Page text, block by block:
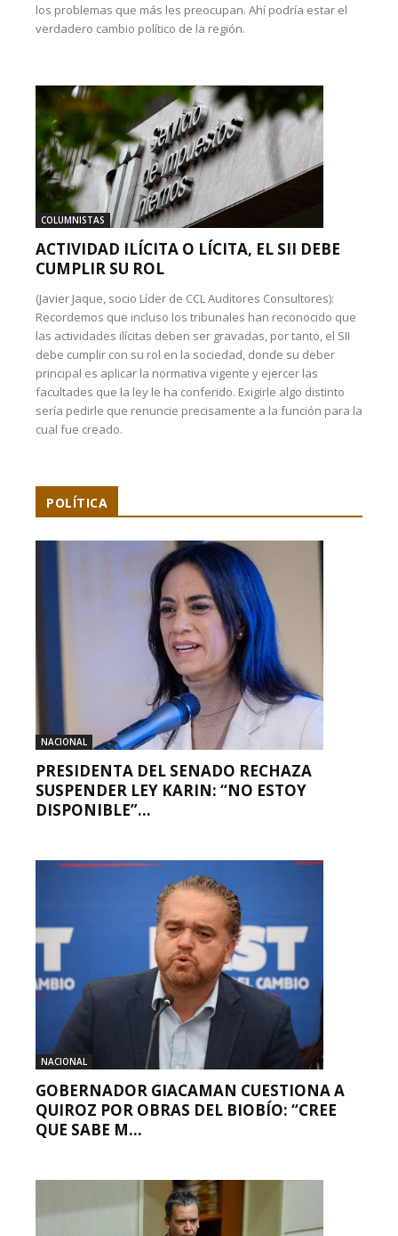
los problemas que más les preocupan. Ahí podría estar el
verdadero cambio político de la región.
COLUMNISTAS
ACTIVIDAD ILÍCITA O LÍCITA, EL SII DEBE
CUMPLIR SU ROL
(Javier Jaque, socio Líder de CCL Auditores Consultores):
Recordemos que incluso los tribunales han reconocido que
las actividades ilícitas deben ser gravadas, por tanto, el SII
debe cumplir con su rol en la sociedad, donde su deber
principal es aplicar la normativa vigente y ejercer las
facultades que la ley le ha conferido. Exigirle algo distinto
sería pedirle que renuncie precisamente a la función para la
cual fue creado.
POLÍTICA
NACIONAL
PRESIDENTA DEL SENADO RECHAZA
SUSPENDER LEY KARIN: “NO ESTOY
DISPONIBLE”...
NACIONAL
GOBERNADOR GIACAMAN CUESTIONA A
QUIROZ POR OBRAS DEL BIOBÍO: “CREE
QUE SABE M...